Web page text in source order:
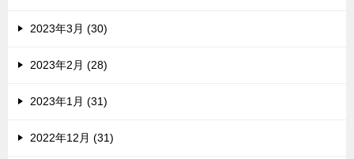
2023年3月 (30)
2023年2月 (28)
2023年1月 (31)
2022年12月 (31)